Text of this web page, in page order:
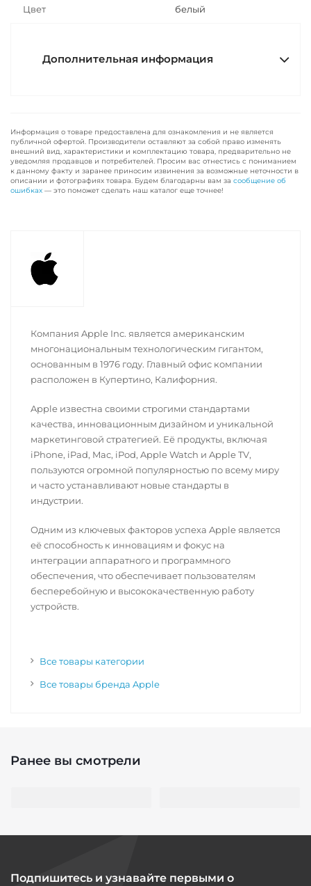
Цвет белый
Дополнительная информация
Информация о товаре предоставлена для ознакомления и не является
публичной офертой. Производители оставляют за собой право изменять
внешний вид, характеристики и комплектацию товара, предварительно не
уведомляя продавцов и потребителей. Просим вас отнестись с пониманием
к данному факту и заранее приносим извинения за возможные неточности в
описании и фотографиях товара. Будем благодарны вам за сообщение об
ошибках — это поможет сделать наш каталог еще точнее!
Компания Apple Inc. является американским
многонациональным технологическим гигантом,
основанным в 1976 году. Главный офис компании
расположен в Купертино, Калифорния.
Apple известна своими строгими стандартами
качества, инновационным дизайном и уникальной
маркетинговой стратегией. Её продукты, включая
iPhone, iPad, Mac, iPod, Apple Watch и Apple TV,
пользуются огромной популярностью по всему миру
и часто устанавливают новые стандарты в
индустрии.
Одним из ключевых факторов успеха Apple является
её способность к инновациям и фокус на
интеграции аппаратного и программного
обеспечения, что обеспечивает пользователям
бесперебойную и высококачественную работу
устройств.
Все товары категории
Все товары бренда Apple
Ранее вы смотрели
Подпишитесь и узнавайте первыми о